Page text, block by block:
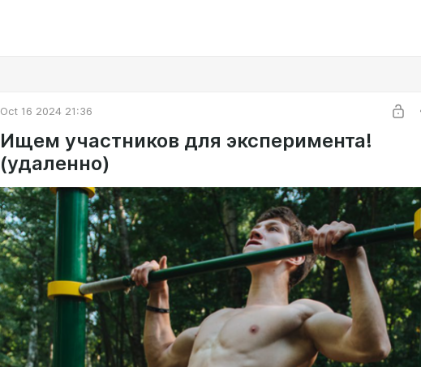
Oct 16 2024 21:36
Ищем участников для эксперимента!
(удаленно)